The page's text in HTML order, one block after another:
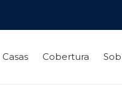
Casas Cobertura